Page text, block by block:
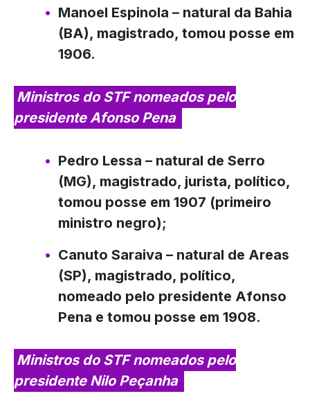
Manoel Espinola – natural da Bahia
(BA), magistrado, tomou posse em
1906.
Ministros do STF nomeados pelo
presidente Afonso Pena
Pedro Lessa – natural de Serro
(MG), magistrado, jurista, político,
tomou posse em 1907 (primeiro
ministro negro);
Canuto Saraiva – natural de Areas
(SP), magistrado, político,
nomeado pelo presidente Afonso
Pena e tomou posse em 1908.
Ministros do STF nomeados pelo
presidente Nilo Peçanha